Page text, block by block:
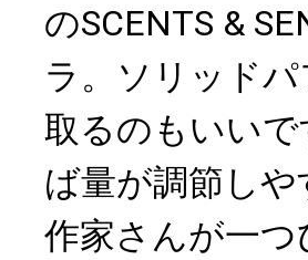
のSCENTS &
ラ。ソリッド
取るのもいい
ば量が調節し
作家さんが一